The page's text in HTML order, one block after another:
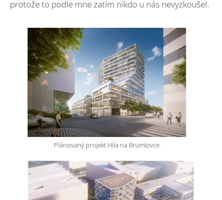
protože to podle mne zatím nikdo u nás nevyzkoušel.
Plánovaný projekt Hila na Brumlovce